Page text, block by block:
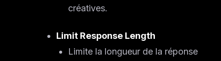
créatives.
Limit Response Length
Limite la longueur de la réponse